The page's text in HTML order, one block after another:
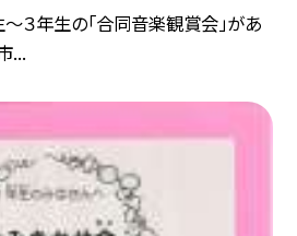
〜３年生の「合同音楽観賞会」があ
...